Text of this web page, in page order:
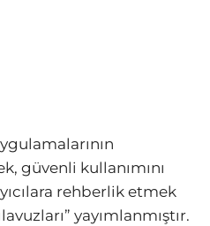
güvenli kullanımını
rehberlik etmek
yayımlanmıştır.